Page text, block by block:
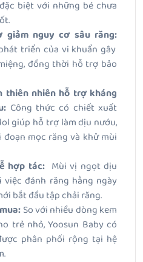
biệt với những bé chưa
giảm nguy cơ sâu răng:
triển của vi khuẩn gây
đồng thời hỗ trợ bảo
thiên nhiên hỗ trợ kháng
Công thức có chiết xuất
giúp hỗ trợ làm dịu nướu,
mọc răng và khử mùi
hợp tác: Mùi vị ngọt dịu
đánh răng hằng ngày
bắt đầu tập chải răng.
So với nhiều dòng kem
trẻ nhỏ, Yoosun Baby có
phân phối rộng tại hệ